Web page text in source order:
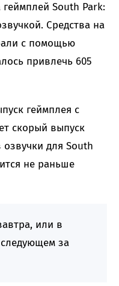
геймплей South Park:
Средства на
с помощью
привлечь 605
геймплея с
скорый выпуск
для South
не раньше
или в
за